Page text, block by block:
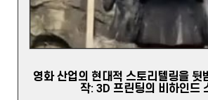
영화 산업의 현대적 스토리텔링을 뒷
작: 3D 프린팅의 비하인드